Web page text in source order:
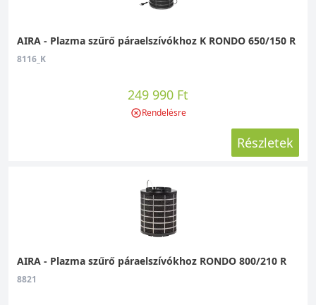
AIRA - Plazma szűrő páraelszívókhoz K RONDO 650/150 R
8116_K
249 990 Ft
Rendelésre
Részletek
AIRA - Plazma szűrő páraelszívókhoz RONDO 800/210 R
8821